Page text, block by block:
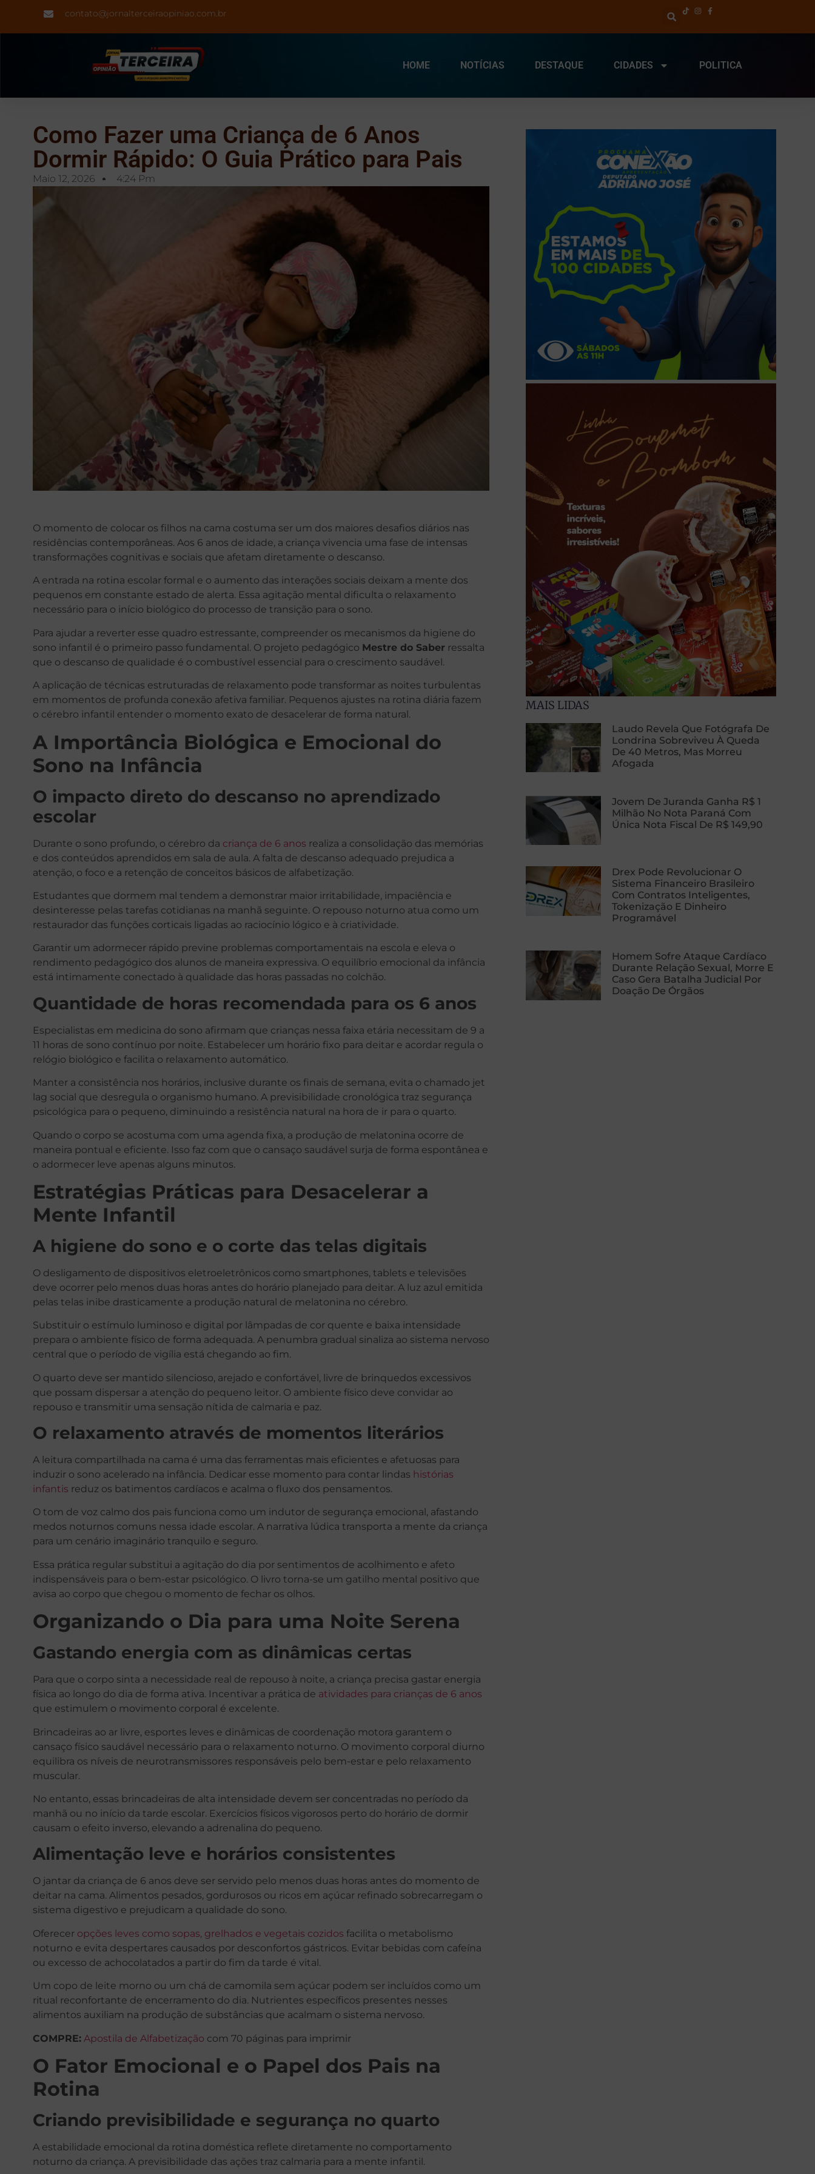
contato@jornalterceiraopiniao.com.br
HOME NOTÍCIAS DESTAQUE CIDADES POLITICA
Como Fazer uma Criança de 6 Anos
Dormir Rápido: O Guia Prático para Pais
Maio 12, 2026 4:24 Pm
O momento de colocar os filhos na cama costuma ser um dos maiores desafios diários nas
residências contemporâneas. Aos 6 anos de idade, a criança vivencia uma fase de intensas
transformações cognitivas e sociais que afetam diretamente o descanso.
A entrada na rotina escolar formal e o aumento das interações sociais deixam a mente dos
pequenos em constante estado de alerta. Essa agitação mental dificulta o relaxamento
necessário para o início biológico do processo de transição para o sono.
Para ajudar a reverter esse quadro estressante, compreender os mecanismos da higiene do
sono infantil é o primeiro passo fundamental. O projeto pedagógico Mestre do Saberressalta
que o descanso de qualidade é o combustível essencial para o crescimento saudável.
A aplicação de técnicas estruturadas de relaxamento pode transformar as noites turbulentas
em momentos de profunda conexão afetiva familiar. Pequenos ajustes na rotina diária fazem
o cérebro infantil entender o momento exato de desacelerar de forma natural.
A Importância Biológica e Emocional do
Sono na Infância
O impacto direto do descanso no aprendizado
escolar
Durante o sono profundo, o cérebro da criança de 6 anos realiza a consolidação das memórias
e dos conteúdos aprendidos em sala de aula. A falta de descanso adequado prejudica a
atenção, o foco e a retenção de conceitos básicos de alfabetização.
Estudantes que dormem mal tendem a demonstrar maior irritabilidade, impaciência e
desinteresse pelas tarefas cotidianas na manhã seguinte. O repouso noturno atua como um
restaurador das funções corticais ligadas ao raciocínio lógico e à criatividade.
Garantir um adormecer rápido previne problemas comportamentais na escola e eleva o
rendimento pedagógico dos alunos de maneira expressiva. O equilíbrio emocional da infância
está intimamente conectado à qualidade das horas passadas no colchão.
Quantidade de horas recomendada para os 6 anos
Especialistas em medicina do sono afirmam que crianças nessa faixa etária necessitam de 9 a
11 horas de sono contínuo por noite. Estabelecer um horário fixo para deitar e acordar regula o
relógio biológico e facilita o relaxamento automático.
Manter a consistência nos horários, inclusive durante os finais de semana, evita o chamado jet
lag social que desregula o organismo humano. A previsibilidade cronológica traz segurança
psicológica para o pequeno, diminuindo a resistência natural na hora de ir para o quarto.
Quando o corpo se acostuma com uma agenda fixa, a produção de melatonina ocorre de
maneira pontual e eficiente. Isso faz com que o cansaço saudável surja de forma espontânea e
o adormecer leve apenas alguns minutos.
Estratégias Práticas para Desacelerar a
Mente Infantil
A higiene do sono e o corte das telas digitais
O desligamento de dispositivos eletroeletrônicos como smartphones, tablets e televisões
deve ocorrer pelo menos duas horas antes do horário planejado para deitar. A luz azul emitida
pelas telas inibe drasticamente a produção natural de melatonina no cérebro.
Substituir o estímulo luminoso e digital por lâmpadas de cor quente e baixa intensidade
prepara o ambiente físico de forma adequada. A penumbra gradual sinaliza ao sistema nervoso
central que o período de vigília está chegando ao fim.
O quarto deve ser mantido silencioso, arejado e confortável, livre de brinquedos excessivos
que possam dispersar a atenção do pequeno leitor. O ambiente físico deve convidar ao
repouso e transmitir uma sensação nítida de calmaria e paz.
O relaxamento através de momentos literários
A leitura compartilhada na cama é uma das ferramentas mais eficientes e afetuosas para
induzir o sono acelerado na infância. Dedicar esse momento para contar lindas histórias
infantis reduz os batimentos cardíacos e acalma o fluxo dos pensamentos.
O tom de voz calmo dos pais funciona como um indutor de segurança emocional, afastando
medos noturnos comuns nessa idade escolar. A narrativa lúdica transporta a mente da criança
para um cenário imaginário tranquilo e seguro.
Essa prática regular substitui a agitação do dia por sentimentos de acolhimento e afeto
indispensáveis para o bem-estar psicológico. O livro torna-se um gatilho mental positivo que
avisa ao corpo que chegou o momento de fechar os olhos.
Organizando o Dia para uma Noite Serena
Gastando energia com as dinâmicas certas
Para que o corpo sinta a necessidade real de repouso à noite, a criança precisa gastar energia
física ao longo do dia de forma ativa. Incentivar a prática de atividades para crianças de 6 anos
que estimulem o movimento corporal é excelente.
Brincadeiras ao ar livre, esportes leves e dinâmicas de coordenação motora garantem o
cansaço físico saudável necessário para o relaxamento noturno. O movimento corporal diurno
equilibra os níveis de neurotransmissores responsáveis pelo bem-estar e pelo relaxamento
muscular.
No entanto, essas brincadeiras de alta intensidade devem ser concentradas no período da
manhã ou no início da tarde escolar. Exercícios físicos vigorosos perto do horário de dormir
causam o efeito inverso, elevando a adrenalina do pequeno.
Alimentação leve e horários consistentes
O jantar da criança de 6 anos deve ser servido pelo menos duas horas antes do momento de
deitar na cama. Alimentos pesados, gordurosos ou ricos em açúcar refinado sobrecarregam o
sistema digestivo e prejudicam a qualidade do sono.
Oferecer opções leves como sopas, grelhados e vegetais cozidos facilita o metabolismo
noturno e evita despertares causados por desconfortos gástricos. Evitar bebidas com cafeína
ou excesso de achocolatados a partir do fim da tarde é vital.
Um copo de leite morno ou um chá de camomila sem açúcar podem ser incluídos como um
ritual reconfortante de encerramento do dia. Nutrientes específicos presentes nesses
alimentos auxiliam na produção de substâncias que acalmam o sistema nervoso.
COMPRE: Apostila de Alfabetização com 70 páginas para imprimir
O Fator Emocional e o Papel dos Pais na
Rotina
Criando previsibilidade e segurança no quarto
A estabilidade emocional da rotina doméstica reflete diretamente no comportamento
noturno da criança. A previsibilidade das ações traz calmaria para a mente infantil.
MAIS LIDAS
Laudo Revela Que Fotógrafa De
Londrina Sobreviveu À Queda
De 40 Metros, Mas Morreu
Afogada
Jovem De Juranda Ganha R$ 1
Milhão No Nota Paraná Com
Única Nota Fiscal De R$ 149,90
Drex Pode Revolucionar O
Sistema Financeiro Brasileiro
Com Contratos Inteligentes,
Tokenização E Dinheiro
Programável
Homem Sofre Ataque Cardíaco
Durante Relação Sexual, Morre E
Caso Gera Batalha Judicial Por
Doação De Órgãos